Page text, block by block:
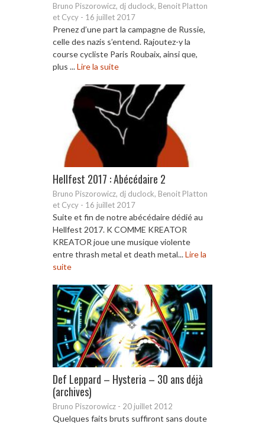
Bruno Piszorowicz, dj duclock, Benoit Platton
et Cycy - 16 juillet 2017
Prenez d’une part la campagne de Russie,
celle des nazis s’entend. Rajoutez-y la
course cycliste Paris Roubaix, ainsi que,
plus ...Lire la suite
Hellfest 2017 : Abécédaire 2
Bruno Piszorowicz, dj duclock, Benoit Platton
et Cycy - 16 juillet 2017
Suite et fin de notre abécédaire dédié au
Hellfest 2017. K COMME KREATOR
KREATOR joue une musique violente
entre thrash metal et death metal...Lire la
suite
Def Leppard – Hysteria – 30 ans déjà
(archives)
Bruno Piszorowicz - 20 juillet 2012
Quelques faits bruts suffiront sans doute